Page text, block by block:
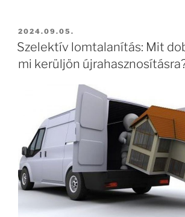
BEKÜLDVE:
2024.09.05.
Szelektív lomtalanítás: Mit
mi kerüljön